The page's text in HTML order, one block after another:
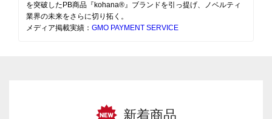
を突破したPB商品『kohana®』ブランドを引っ提げ、ノベルティ
業界の未来をさらに切り拓く。
メディア掲載実績： GMO PAYMENT SERVICE
新着商品